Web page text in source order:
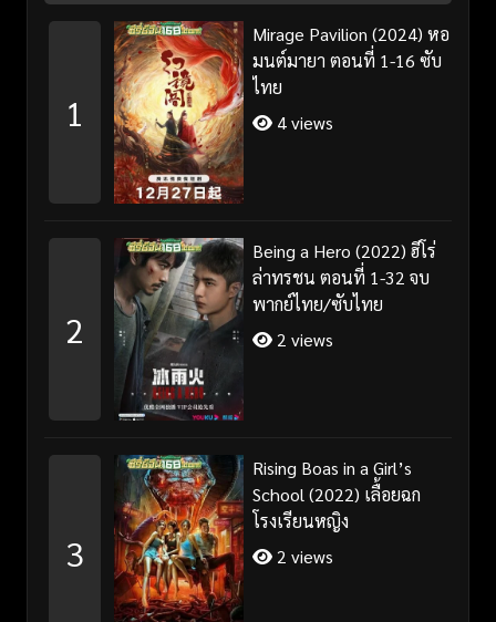
1
Mirage Pavilion (2024) หอ
มนต์มายา ตอนที่ 1-16 ซับ
ไทย
4 views
2
Being a Hero (2022) ฮีโร่
ล่าทรชน ตอนที่ 1-32 จบ
พากย์ไทย/ซับไทย
2 views
3
Rising Boas in a Girl’s
School (2022) เลื้อยฉก
โรงเรียนหญิง
2 views